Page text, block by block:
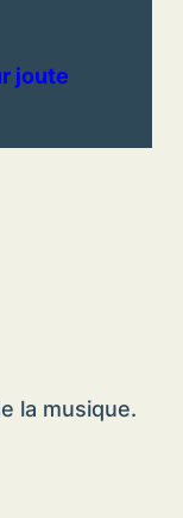
joute
la musique.